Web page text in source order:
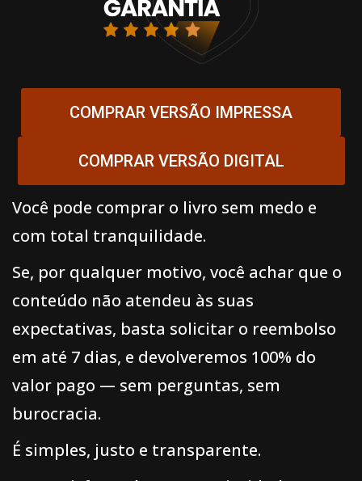
COMPRAR VERSÃO IMPRESSA
COMPRAR VERSÃO DIGITAL
Você pode comprar o livro sem medo e
com total tranquilidade.
Se, por qualquer motivo, você achar que o
conteúdo não atendeu às suas
expectativas, basta solicitar o reembolso
em até 7 dias, e devolveremos 100% do
valor pago — sem perguntas, sem
burocracia.
É simples, justo e transparente.